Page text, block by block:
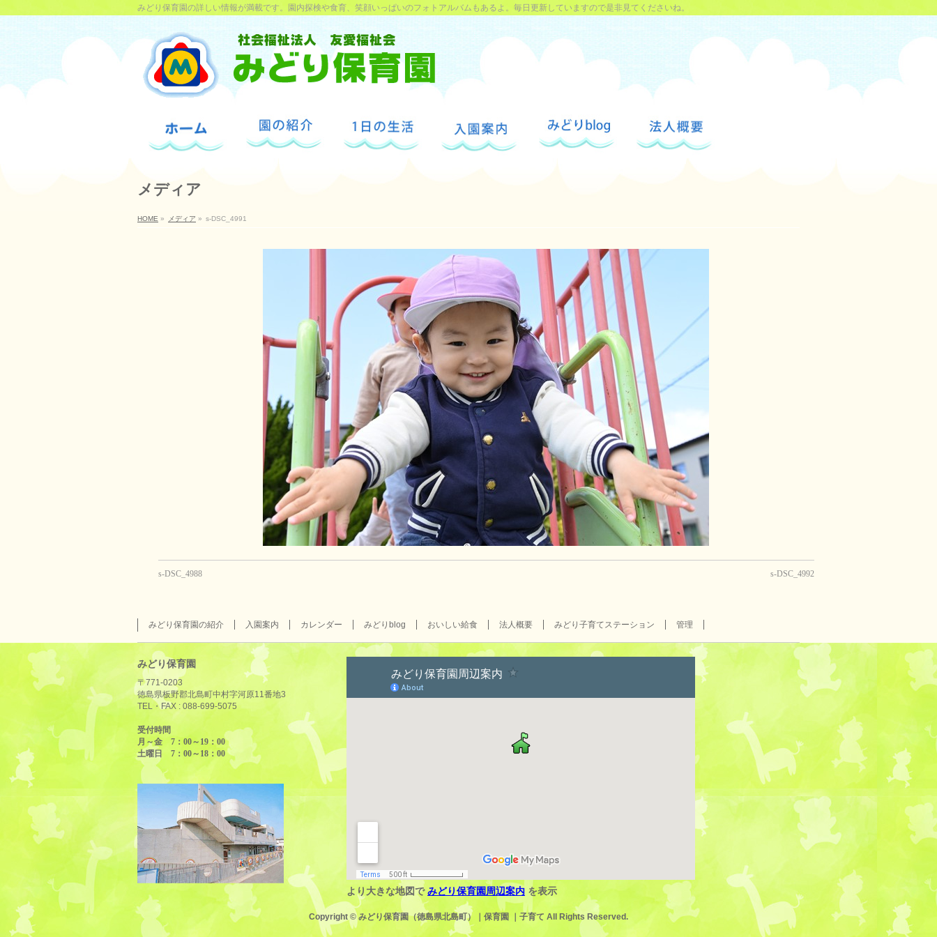
みどり保育園の詳しい情報が満載です。園内探検や食育、笑顔いっぱいのフォトアルバムもあるよ。毎日更新していますので是非見てくださいね。
メディア
HOME » メディア » s-DSC_4991
s-DSC_4988 s-DSC_4992
みどり保育園の紹介 入園案内 カレンダー みどりblog おいしい給食 法人概要 みどり子育てステーション 管理
みどり保育園
〒771-0203
徳島県板野郡北島町中村字河原11番地3
TEL・FAX : 088-699-5075
受付時間
月～金 7：00～19：00
土曜日 7：00～18：00
より大きな地図で みどり保育園周辺案内 を表示
Copyright ©みどり保育園（徳島県北島町）｜保育園 ｜子育て All Rights Reserved.